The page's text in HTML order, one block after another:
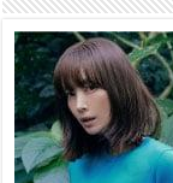
хувийн хэвшлийн
ажиллахыг урьж
2026 оны 7 сар 22 / 9